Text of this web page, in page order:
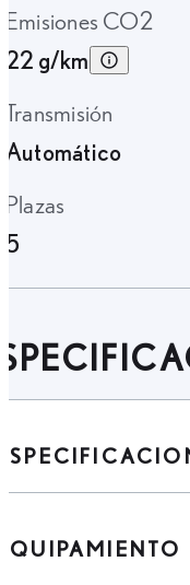
Emisiones CO2
22 g/km
Transmisión
Automático
Plazas
5